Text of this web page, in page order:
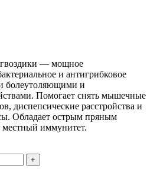
— мощное
и антигрибковое
болеутоляющими и
Помогает снять мышечные
диспепсические расстройства и
Обладает острым пряным
местный иммунитет.
+